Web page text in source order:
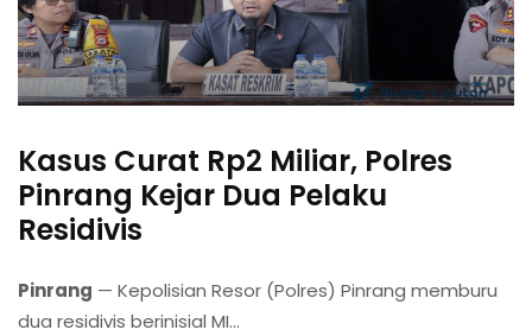
Kasus Curat Rp2 Miliar, Polres
Pinrang Kejar Dua Pelaku
Residivis
Pinrang — Kepolisian Resor (Polres) Pinrang memburu
dua residivis berinisial MI...